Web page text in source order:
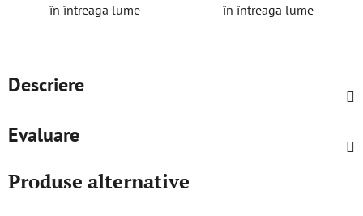
în întreaga lume în întreaga lume
Descriere
Evaluare
Produse alternative